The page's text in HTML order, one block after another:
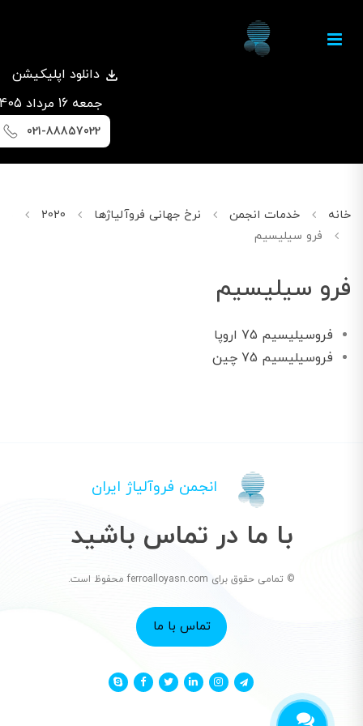
دانلود اپلیکیشن
جمعه 16 مرداد 1405
021-88857022
خانه خدمات انجمن نرخ جهانی فروآلیاژها 2020
فرو سیلیسیم
فرو سیلیسیم
فروسیلیسیم 75 اروپا
فروسیلیسیم 75 چین
انجمن فروآلیاژ ایران
با ما در تماس باشید
© تمامی حقوق برای ferroalloyasn.com محفوظ است.
تماس با ما